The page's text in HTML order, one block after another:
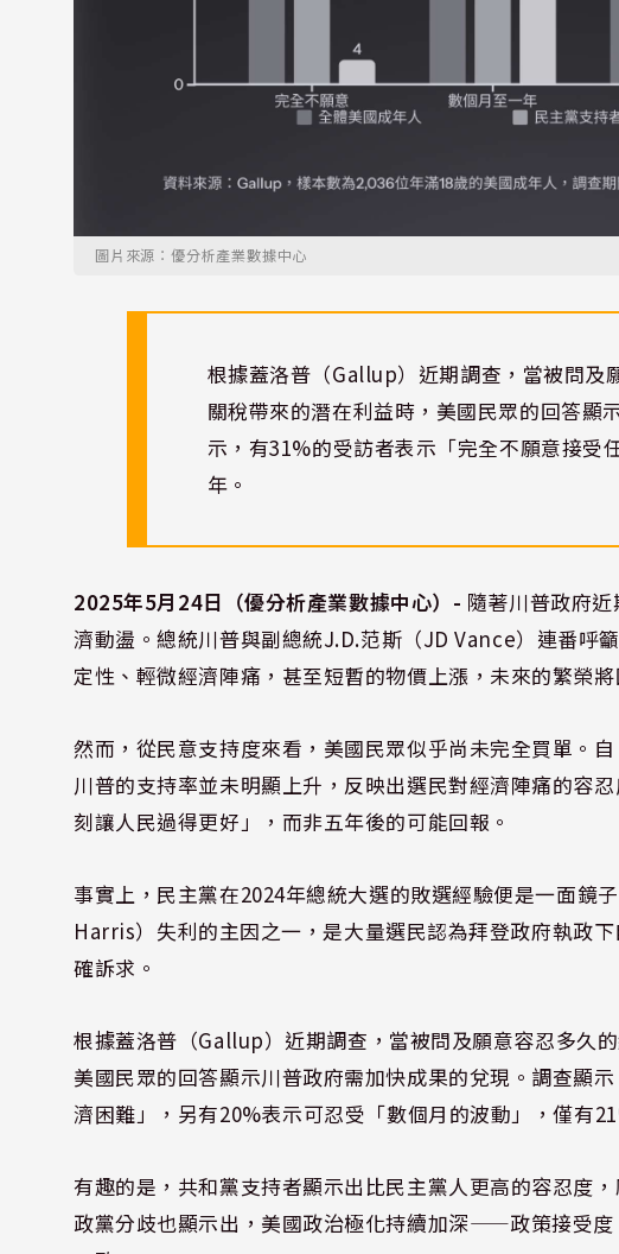
圖片來源：優分析產業數據中心
根據蓋洛普（Gallup）近期調查，當被問及
關稅帶來的潛在利益時，美國民眾的回答顯
示，有31%的受訪者表示「完全不願意接受
年。
2025年5月24日（優分析產業數據中心）- 隨著川普政府
濟動盪。總統川普與副總統J.D.范斯（JD Vance）連番呼
定性、輕微經濟陣痛，甚至短暫的物價上漲，未來的繁榮
然而，從民意支持度來看，美國民眾似乎尚未完全買單。
川普的支持率並未明顯上升，反映出選民對經濟陣痛的容
刻讓人民過得更好」，而非五年後的可能回報。
事實上，民主黨在2024年總統大選的敗選經驗便是一面鏡
Harris）失利的主因之一，是大量選民認為拜登政府執政
確訴求。
根據蓋洛普（Gallup）近期調查，當被問及願意容忍多久
美國民眾的回答顯示川普政府需加快成果的兌現。調查顯
濟困難」，另有20%表示可忍受「數個月的波動」，僅有
有趣的是，共和黨支持者顯示出比民主黨人更高的容忍度
政黨分歧也顯示出，美國政治極化持續加深——政策接受